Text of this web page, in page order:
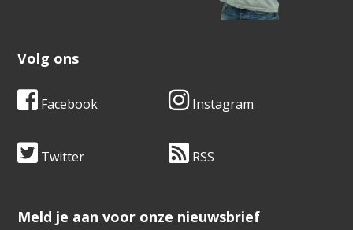
Volg ons
Facebook Instagram
Twitter RSS
​​​​​​​Meld je aan voor onze nieuwsbrief